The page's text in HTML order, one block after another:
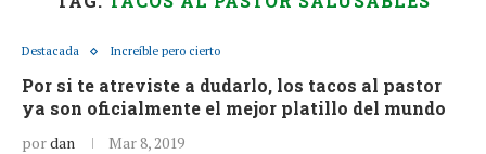
Destacada Increíble pero cierto
Por si te atreviste a dudarlo, los tacos al pastor
ya son oficialmente el mejor platillo del mundo
pordan Mar 8, 2019